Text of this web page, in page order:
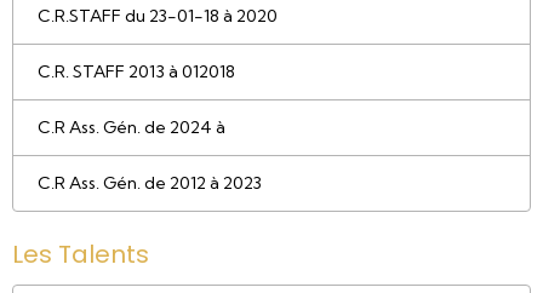
C.R. STAFF 2021 à 02-2024